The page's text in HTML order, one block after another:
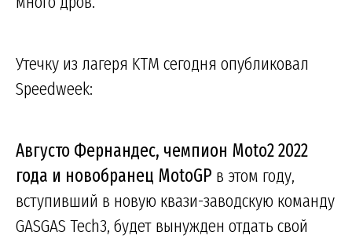
Утечку из лагеря KTM сегодня опубликовал
Speedweek:
Августо Фернандес, чемпион Moto2 2022
года и новобранец MotoGP в этом году,
вступивший в новую квази-заводскую команду
GASGAS Tech3, будет вынужден отдать свой